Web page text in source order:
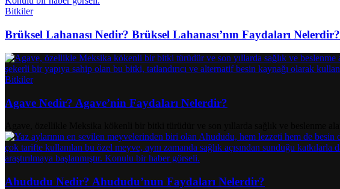
Bitkiler
Brüksel Lahanası Nedir? Brüksel Lahanası’nın Faydaları Nelerdir?
Bitkiler
Agave Nedir? Agave’nin Faydaları Nelerdir?
Ahududu Nedir? Ahududu’nun Faydaları Nelerdir?